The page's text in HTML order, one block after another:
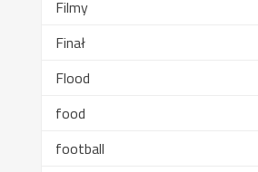
Filmy
Finał
Flood
food
football